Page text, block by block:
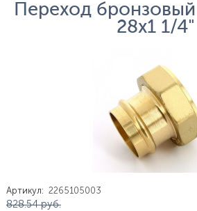
Переход бронзовый
28х1 1/4"
Артикул: 2265105003
Цена
828.54 руб.